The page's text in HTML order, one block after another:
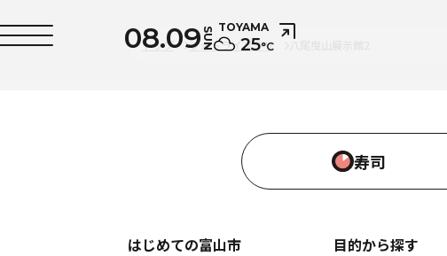
08.09SUN TOYAMA
25°C
トップ フォトライブラリ
寿司
はじめての富山市
目的から探す